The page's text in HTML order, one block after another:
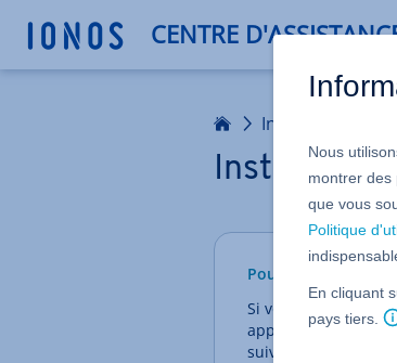
CENTRE
Infrastructures :
Installer
Pour les VPS
Si vous souhaitez
application sur le
suivants :
Nous
montrer des
que vous
Politique
En cliquant
pays tiers.